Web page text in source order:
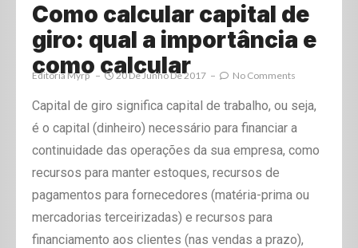
Como calcular capital de
giro: qual a importância e
como calcular
Editoria Myrp 20 De Junho De 2017 No Comments
Capital de giro significa capital de trabalho, ou seja,
é o capital (dinheiro) necessário para financiar a
continuidade das operações da sua empresa, como
recursos para manter estoques, recursos de
pagamentos para fornecedores (matéria-prima ou
mercadorias terceirizadas) e recursos para
financiamento aos clientes (nas vendas a prazo),